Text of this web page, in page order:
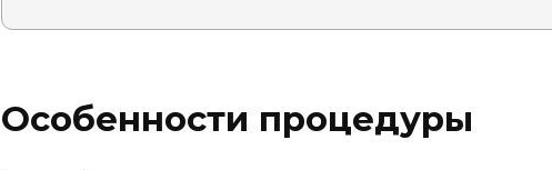
Особенности процедуры